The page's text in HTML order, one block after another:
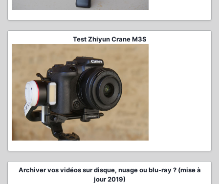
Test Zhiyun Crane M3S
Archiver vos vidéos sur disque, nuage ou blu-ray ? (mise à
jour 2019)